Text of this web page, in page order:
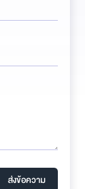
ส่งข้อความ